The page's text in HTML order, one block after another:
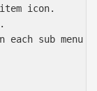
icon.
sub menu